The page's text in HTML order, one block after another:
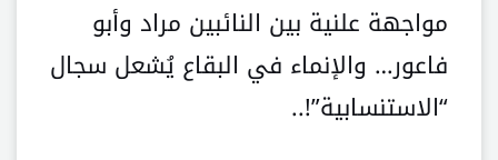
مواجهة علنية بين النائبين مراد وأبو
فاعور… والإنماء في البقاع يُشعل سجال
“الاستنسابية”!..